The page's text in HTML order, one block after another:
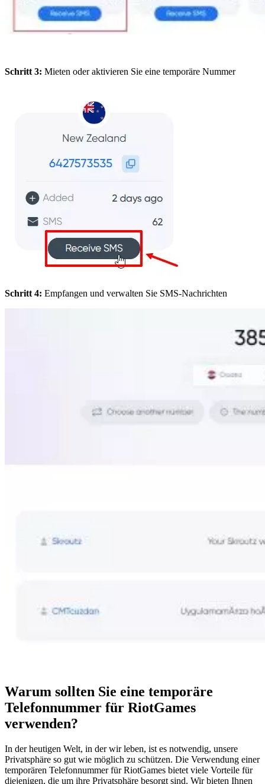
Schritt 3: Mieten oder aktivieren Sie eine temporäre Nummer
Schritt 4: Empfangen und verwalten Sie SMS-Nachrichten
Warum sollten Sie eine temporäre
Telefonnummer für RiotGames
verwenden?
In der heutigen Welt, in der wir leben, ist es notwendig, unsere
Privatsphäre so gut wie möglich zu schützen. Die Verwendung einer
temporären Telefonnummer für RiotGames bietet viele Vorteile für
diejenigen, die um ihre Privatsphäre besorgt sind. Wir bieten Ihnen